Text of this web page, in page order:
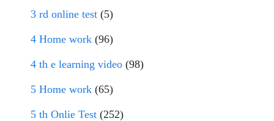
3 rd online test (5)
4 Home work (96)
4 th e learning video (98)
5 Home work (65)
5 th Onlie Test (252)